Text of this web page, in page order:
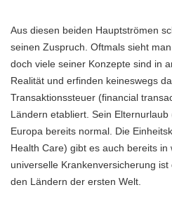
Aus diesen beiden Hauptströmen
seinen Zuspruch. Oftmals sieht
doch viele seiner Konzepte sind in
Realität und erfinden keineswegs
Transaktionssteuer (financial
Ländern etabliert. Sein
Europa bereits normal. Die
Health Care) gibt es auch bereits
universelle Krankenversicherung
den Ländern der ersten Welt.